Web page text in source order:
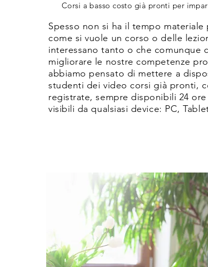
Corsi a basso costo già pronti per
Spesso non si ha il tempo
come si vuole un corso o delle
interessano tanto o che comunque
migliorare le nostre competenze
abbiamo pensato di mettere a
studenti dei video corsi già pronti,
registrate, sempre disponibili 24
visibili da qualsiasi device: PC,